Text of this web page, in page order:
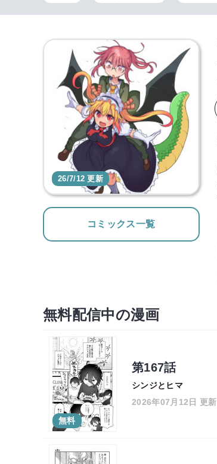
26/7/12 更新
コミックス一覧
無料配信中の漫画
無料
第167話
シンジとヒマ
2026年07月12日 更新